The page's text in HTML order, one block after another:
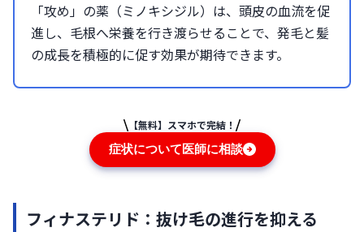
「攻め」の薬（ミノキシジル）は、頭皮の血流を促
進し、毛根へ栄養を行き渡らせることで、発毛と髪
の成長を積極的に促す効果が期待できます。
【無料】スマホで完結！
症状について医師に相談
フィナステリド：抜け毛の進行を抑える